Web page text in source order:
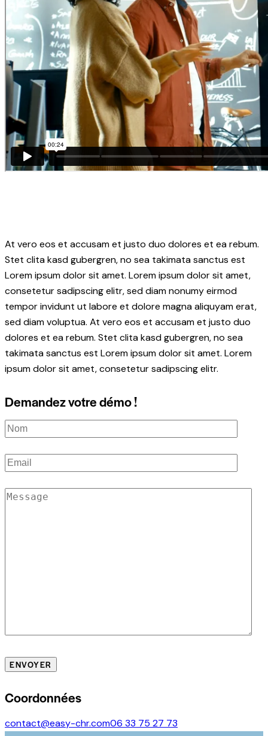
At vero eos et accusam et justo duo dolores et ea rebum.
Stet clita kasd gubergren, no sea takimata sanctus est
Lorem ipsum dolor sit amet. Lorem ipsum dolor sit amet,
consetetur sadipscing elitr, sed diam nonumy eirmod
tempor invidunt ut labore et dolore magna aliquyam erat,
sed diam voluptua. At vero eos et accusam et justo duo
dolores et ea rebum. Stet clita kasd gubergren, no sea
takimata sanctus est Lorem ipsum dolor sit amet. Lorem
ipsum dolor sit amet, consetetur sadipscing elitr.
Demandez votre démo !
Coordonnées
contact@easy-chr.com06 33 75 27 73